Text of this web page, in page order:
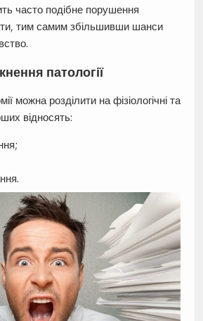
часто подібне порушення
тим самим збільшивши шанси
патології
можна розділити на фізіологічні та
відносять: